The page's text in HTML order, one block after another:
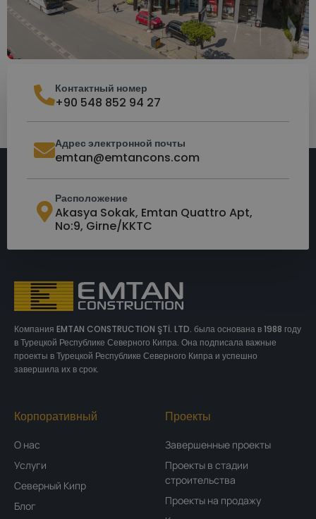
Контактный номер
+90 548 852 94 27
Адрес электронной почты
emtan@emtancons.com
Расположение
Akasya Sokak, Emtan Quattro Apt,
No:9, Girne/KKTC
Компания EMTAN CONSTRUCTION ŞTİ. LTD. была основана в 1988 году
в Турецкой Республике Северного Кипра. Она подписала важные
проекты в Турецкой Республике Северного Кипра и успешно
завершила их в срок.
Корпоративный
О нас
Услуги
Северный Кипр
Блог
Проекты
Завершенные проекты
Проекты в стадии
строительства
Проекты на продажу